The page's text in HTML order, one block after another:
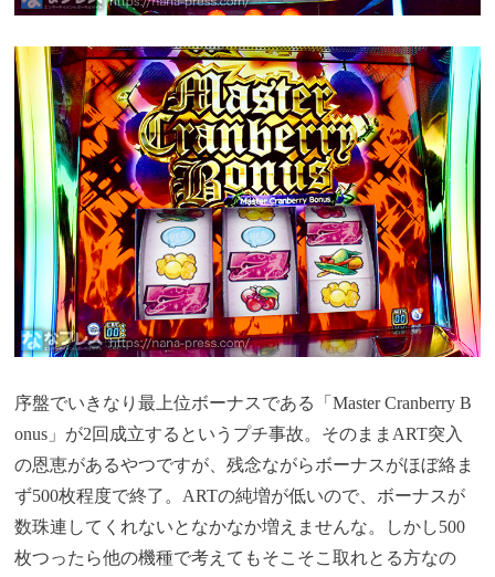
序盤でいきなり最上位ボーナスである「Master Cranberry B
onus」が2回成立するというプチ事故。そのままART突入
の恩恵があるやつですが、残念ながらボーナスがほぼ絡ま
ず500枚程度で終了。ARTの純増が低いので、ボーナスが
数珠連してくれないとなかなか増えませんな。しかし500
枚つったら他の機種で考えてもそこそこ取れとる方なの